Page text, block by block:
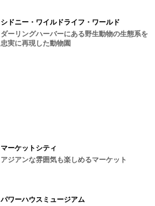
シドニー・ワイルドライフ・ワールド
ダーリングハーバーにある野生動物の生態系を
忠実に再現した動物園
マーケットシティ
アジアンな雰囲気も楽しめるマーケット
パワーハウスミュージアム